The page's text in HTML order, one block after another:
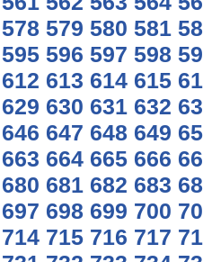
578 579 580 581
595 596 597 598
612 613 614 615
629 630 631 632
646 647 648 649
663 664 665 666
680 681 682 683
697 698 699 700
714 715 716 717